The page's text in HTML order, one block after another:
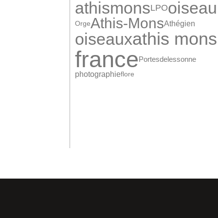
athismonsLPOoiseau
OrgeAthis-MonsAthégien
oiseauxathis mons
francePortesdelessonne
photographieflore